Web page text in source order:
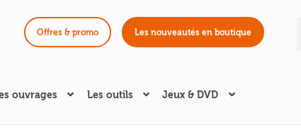
Offres & promo Les nouveautés en boutique
ouvrages Les outils Jeux & DVD